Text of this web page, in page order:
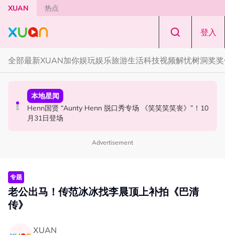
Skip to main content
XUAN 热点
登入
全部最新XUAN加你娱玩娱乐旅游生活科技视频解忧树洞奖
国际星闻
Tom Holland “Spiderman” 替身曝光！“替完蜘蛛人，马上
又去演忍者”
活动
Cadbury Dairy Milk x Lotus Biscoff 登陆大马！
本地星闻
Henn国贤 “Aunty Henn 脱口秀专场 《笑笑笑笑丧》”！10
月31日登场
Advertisement
专题
老公出马！传范冰冰找李晨顶上补拍《巴清
传》
XUAN